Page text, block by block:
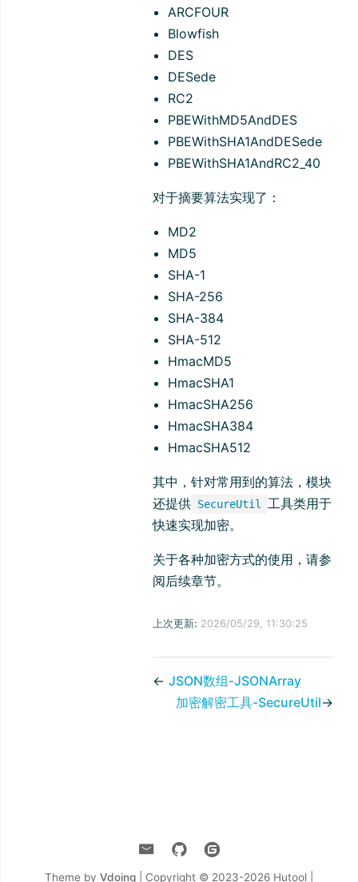
ARCFOUR
Blowfish
DES
DESede
RC2
PBEWithMD5AndDES
PBEWithSHA1AndDESede
PBEWithSHA1AndRC2_40
对于摘要算法实现了：
MD2
MD5
SHA-1
SHA-256
SHA-384
SHA-512
HmacMD5
HmacSHA1
HmacSHA256
HmacSHA384
HmacSHA512
其中，针对常用到的算法，模块
还提供 SecureUtil 工具类用于
快速实现加密。
关于各种加密方式的使用，请参
阅后续章节。
上次更新: 2026/05/29, 11:30:25
← JSON数组-JSONArray
加密解密工具-SecureUtil→
Theme by Vdoing | Copyright © 2023-2026 Hutool |